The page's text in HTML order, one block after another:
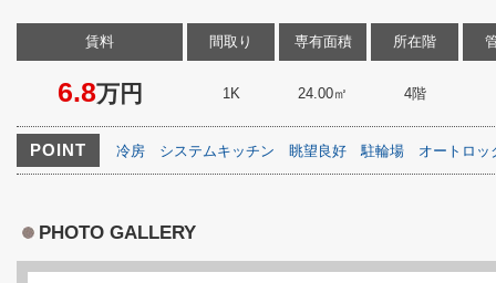
賃料
6.8万円
間取り
1K
専有面積
24.00㎡
所在階
4階
POINT 冷房 システムキッチン 眺望良好 駐輪場 オートロッ
PHOTO GALLERY